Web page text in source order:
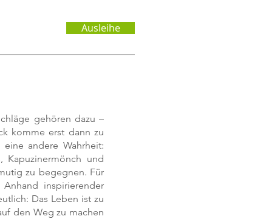
Ausleihe
gehören dazu –
komme erst dann zu
andere Wahrheit:
Kapuzinermönch und
zu begegnen. Für
inspirierender
Das Leben ist zu
den Weg zu machen